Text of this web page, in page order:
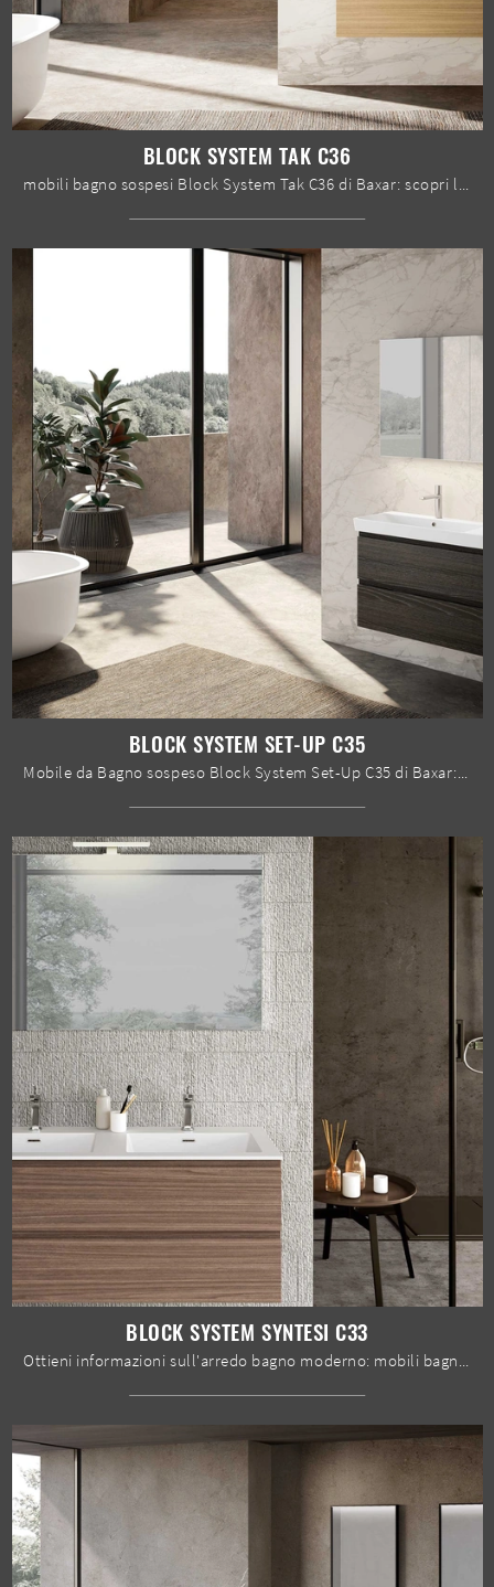
BLOCK SYSTEM TAK C36
BLOCK SYSTEM SET-UP C35
Mobile da Bagno sospeso Block System Set-Up C35 di Baxar: clicca e scopri di più su mobili bagno sospesi in melaminico e accessori dell'azienda.
BLOCK SYSTEM SYNTESI C33
Ottieni informazioni sull'arredo bagno moderno: mobili bagno sospesi in melaminico come il modello Block System Syntesi C33 di Baxar ti aspettano.